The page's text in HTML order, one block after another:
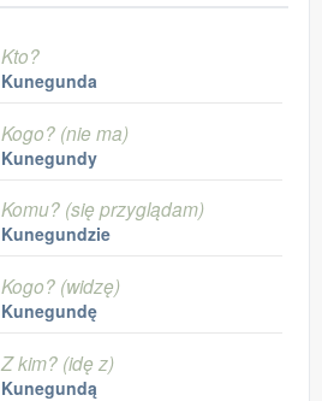
Kto?
Kunegunda
Kogo? (nie ma)
Kunegundy
Komu? (się przyglądam)
Kunegundzie
Kogo? (widzę)
Kunegundę
Z kim? (idę z)
Kunegundą